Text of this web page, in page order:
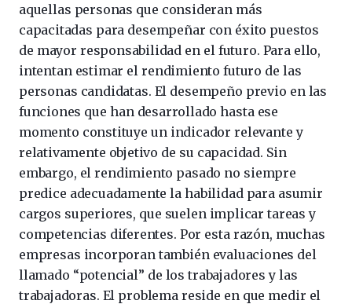
aquellas personas que consideran más
capacitadas para desempeñar con éxito puestos
de mayor responsabilidad en el futuro. Para ello,
intentan estimar el rendimiento futuro de las
personas candidatas. El desempeño previo en las
funciones que han desarrollado hasta ese
momento constituye un indicador relevante y
relativamente objetivo de su capacidad. Sin
embargo, el rendimiento pasado no siempre
predice adecuadamente la habilidad para asumir
cargos superiores, que suelen implicar tareas y
competencias diferentes. Por esta razón, muchas
empresas incorporan también evaluaciones del
llamado “potencial” de los trabajadores y las
trabajadoras. El problema reside en que medir el